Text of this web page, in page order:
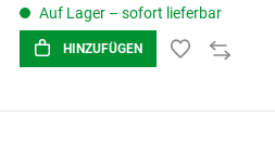
Auf Lager – sofort lieferbar
HINZUFÜGEN